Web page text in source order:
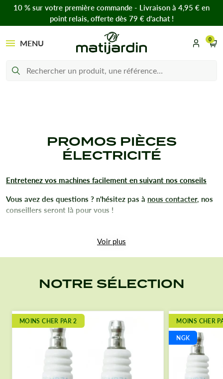
10 % sur votre première commande - Livraison à 4,95 € en
point relais, offerte dès 79 € d’achat !
MENU 0
PROMOS PIÈCES
ÉLECTRICITÉ
Entretenez vos machines facilement en suivant nos conseils
Vous avez des questions ? n'hésitez pas à nous contacter, nos
conseillers seront là pour vous !
Voir plus
NOTRE SÉLECTION
MOINS CHER PAR 2 MOINS CHER
NGK